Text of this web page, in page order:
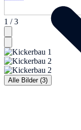
1 / 3
Alle Bilder (3)